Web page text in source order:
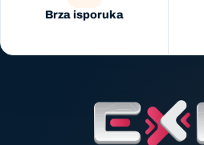
Brza isporuka